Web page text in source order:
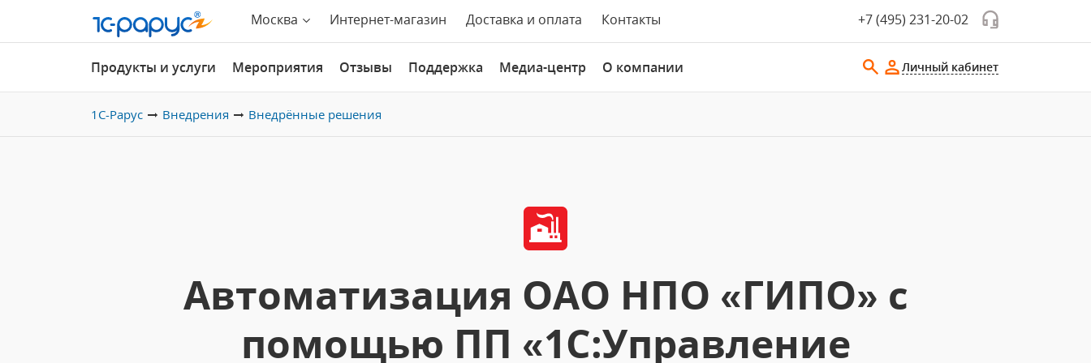
Москва Интернет-магазин Доставка и оплата Контакты +7 (495) 231-20-02
Продукты и услуги Мероприятия Отзывы Поддержка Медиа-центр О компании Личный кабинет
1С-Рарус Внедрения Внедрённые решения
Автоматизация ОАО НПО «ГИПО» с
помощью ПП «1С:Управление